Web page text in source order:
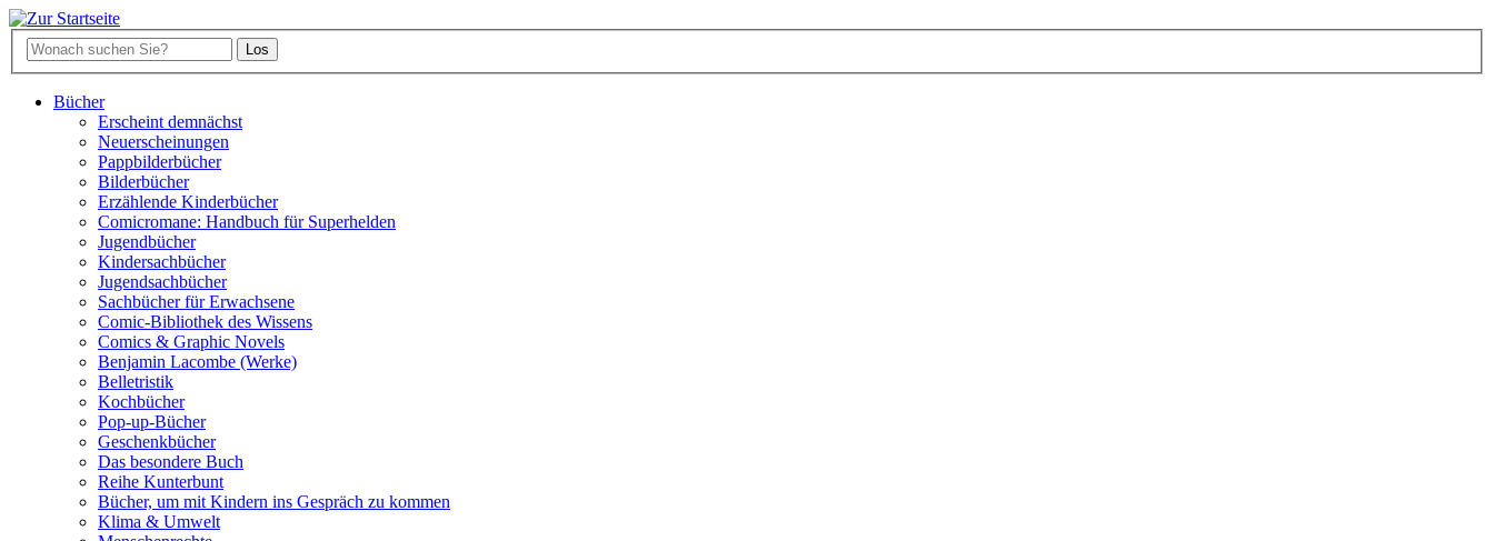
Bücher
Erscheint demnächst
Neuerscheinungen
Pappbilderbücher
Bilderbücher
Erzählende Kinderbücher
Comicromane: Handbuch für Superhelden
Jugendbücher
Kindersachbücher
Jugendsachbücher
Sachbücher für Erwachsene
Comic-Bibliothek des Wissens
Comics & Graphic Novels
Benjamin Lacombe (Werke)
Belletristik
Kochbücher
Pop-up-Bücher
Geschenkbücher
Das besondere Buch
Reihe Kunterbunt
Bücher, um mit Kindern ins Gespräch zu kommen
Klima & Umwelt